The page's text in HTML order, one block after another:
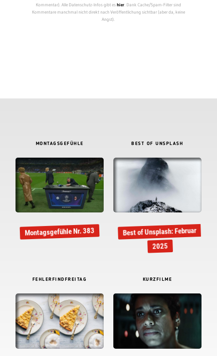
Kommentar). Alle Datenschutz-Infos gibt eshier. Dank Cache/Spam-Filter sind
Kommentare manchmal nicht direkt nach Veröffentlichung sichtbar (aber da, keine
Angst).
MONTAGSGEFÜHLE
Montagsgefühle Nr. 383
BEST OF UNSPLASH
Best of Unsplash: Februar
2025
FEHLERFINDFREITAG KURZFILME